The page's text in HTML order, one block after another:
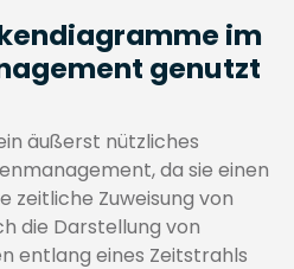
im
genutzt
äußerst nützliches
da sie einen
zeitliche Zuweisung von
die Darstellung von
entlang eines Zeitstrahls